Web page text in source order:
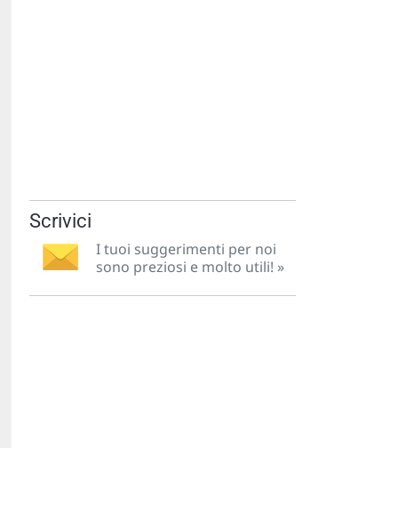
Scrivici
I tuoi suggerimenti per noi
sono preziosi e molto utili! »